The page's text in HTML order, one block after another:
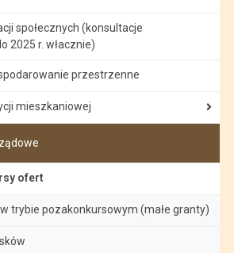
społecznych (konsultacje
2025 r. włacznie)
przestrzenne
mieszkaniowej
ofert
trybie pozakonkursowym (małe granty)